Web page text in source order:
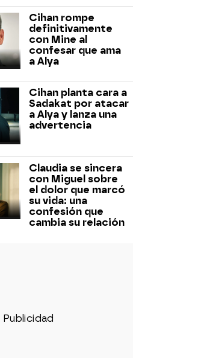
Cihan rompe
definitivamente
con Mine al
confesar que ama
a Alya
Cihan planta cara a
Sadakat por atacar
a Alya y lanza una
advertencia
Claudia se sincera
con Miguel sobre
el dolor que marcó
su vida: una
confesión que
cambia su relación